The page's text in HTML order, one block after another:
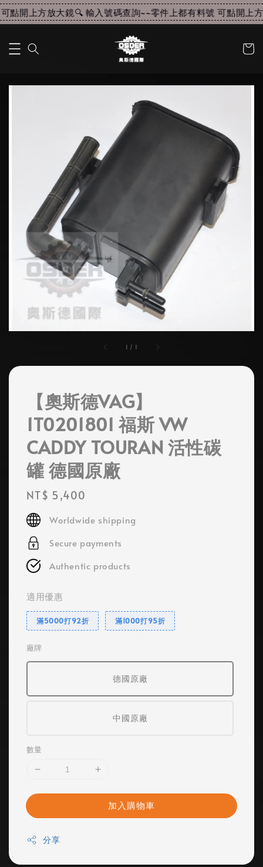
點開上方放大鏡🔍 輸入號碼查詢~~零件上都有料號 可點開上
1 / 1
【奧斯德VAG】
1T0201801 福斯 VW
CADDY TOURAN 活性碳
罐 德國原廠
Regular
price
NT$ 5,400
Worldwide shipping
Secure payments
Authentic products
適用優惠
滿5000打92折 滿1000打95折
廠牌
德國原廠
中國原廠
數量
加入購物車
分享